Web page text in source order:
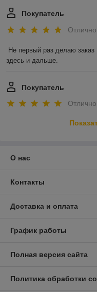
Покупатель
Отлично
Не первый раз делаю заказ
здесь и дальше.
Покупатель
Отлично
О нас
Контакты
Доставка и оплата
График работы
Полная версия сайта
Политика обработки